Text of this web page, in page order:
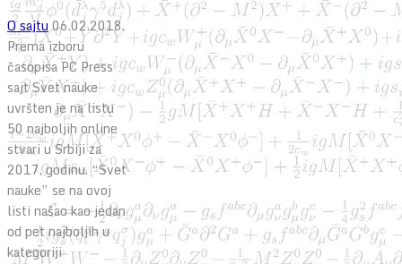
O sajtu 06.02.2018.
Prema izboru
časopisa PC Press
sajt Svet nauke
uvršten je na listu
50 najboljih online
stvari u Srbiji za
2017. godinu. “Svet
nauke” se na ovoj
listi našao kao jedan
od pet najboljih u
kategoriji